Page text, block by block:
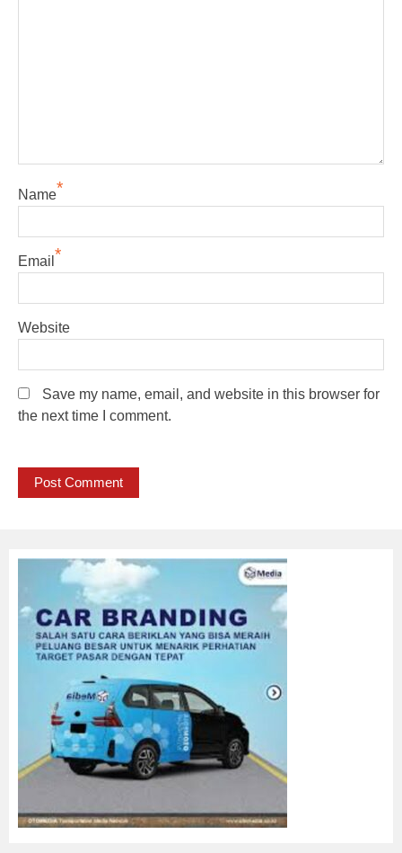
Name*
Email *
Website
Save my name, email, and website in this browser for
the next time I comment.